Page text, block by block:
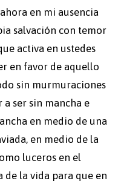
en mi ausencia
salvación con temor
activa en ustedes
en favor de aquello
sin murmuraciones
ser sin mancha e
en medio de una
en medio de la
luceros en el
la vida para que en